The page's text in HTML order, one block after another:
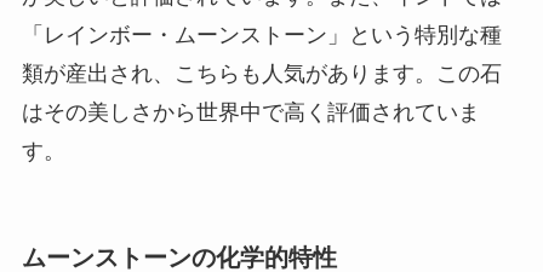
「レインボー・ムーンストーン」という特別な種
類が産出され、こちらも人気があります。この石
はその美しさから世界中で高く評価されていま
す。
ムーンストーンの化学的特性